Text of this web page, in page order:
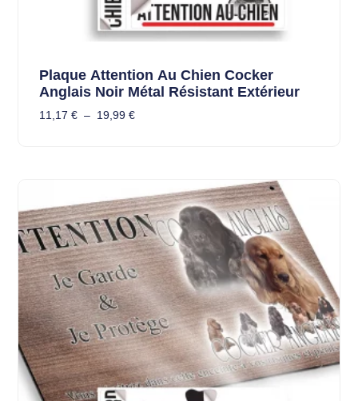
Plaque Attention Au Chien Cocker
Anglais Noir Métal Résistant Extérieur
11,17 € – 19,99 €